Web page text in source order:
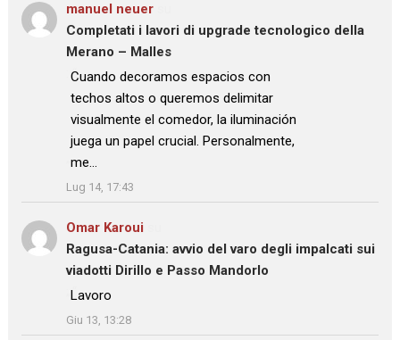
manuel neuer
Completati i lavori di upgrade tecnologico della
Merano – Malles
: “
Cuando decoramos espacios con
techos altos o queremos delimitar
visualmente el comedor, la iluminación
juega un papel crucial. Personalmente,
me…
”
Lug 14, 17:43
Omar Karoui
Ragusa-Catania: avvio del varo degli impalcati sui
viadotti Dirillo e Passo Mandorlo
: “Lavoro
”
Giu 13, 13:28